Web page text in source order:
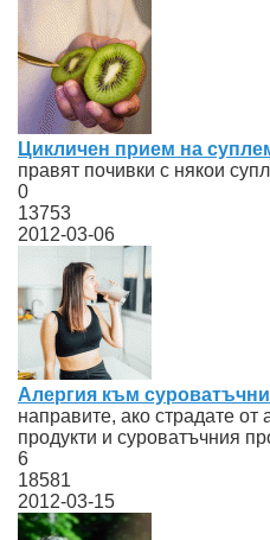
Цикличен прием на
правят почивки с някои
0
13753
2012-03-06
Алергия към
направите, ако страдате от
продукти и суроватъчния
6
18581
2012-03-15